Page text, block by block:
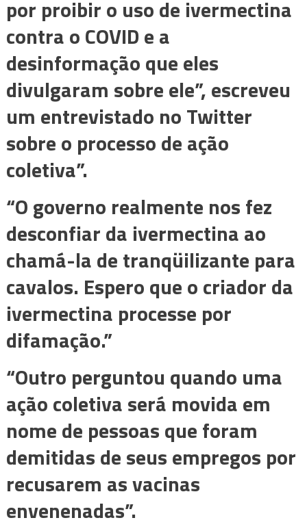
por proibir o uso de ivermectina
contra o COVID e a
desinformação que eles
divulgaram sobre ele”, escreveu
um entrevistado no Twitter
sobre o processo de ação
coletiva”.
“O governo realmente nos fez
desconfiar da ivermectina ao
chamá-la de tranqüilizante para
cavalos. Espero que o criador da
ivermectina processe por
difamação.”
“Outro perguntou quando uma
ação coletiva será movida em
nome de pessoas que foram
demitidas de seus empregos por
recusarem as vacinas
envenenadas”.